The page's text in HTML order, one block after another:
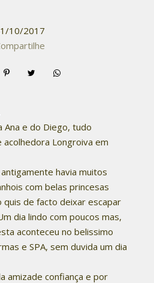
10/2017
Ana e do Diego, tudo
acolhedora Longroiva em
havia muitos
com belas princesas
de facto deixar escapar
dia lindo com poucos mas,
aconteceu no belissimo
e SPA, sem duvida um dia
amizade confiança e por